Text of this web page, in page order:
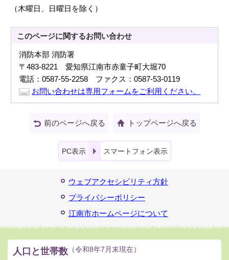
（木曜日、日曜日を除く）
このページに関するお問い合わせ
消防本部 消防署
〒483-8221 愛知県江南市赤童子町大堀70
電話：0587-55-2258 ファクス：0587-53-0119
お問い合わせは専用フォームをご利用ください。
前のページへ戻る トップページへ戻る
PC表示 スマートフォン表示
ウェブアクセシビリティ方針
プライバシーポリシー
江南市ホームページについて
人口と世帯数 （令和8年7月末現在）